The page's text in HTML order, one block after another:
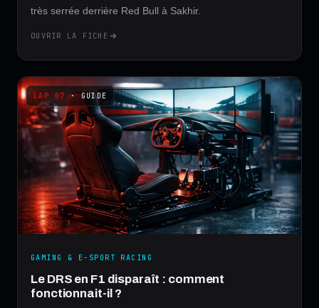
très serrée derrière Red Bull à Sakhir.
OUVRIR LA FICHE
· GUIDE
GAMING & E-SPORT RACING
Le DRS en F1 disparaît : comment
fonctionnait-il ?